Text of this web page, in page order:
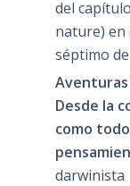
del
nature)
séptimo
Desde la
como
darwinista